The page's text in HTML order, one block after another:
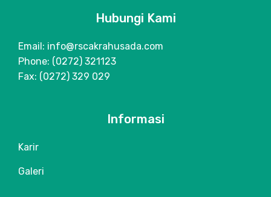
Hubungi Kami
Email: info@rscakrahusada.com
Phone: (0272) 321123
Fax: (0272) 329 029
Informasi
Karir
Galeri